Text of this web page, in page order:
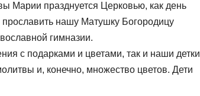
Марии празднуется Церковью, как день
нашу Матушку Богородицу
гимназии.
с подарками и цветами, так и наши детки
и, конечно, множество цветов. Дети